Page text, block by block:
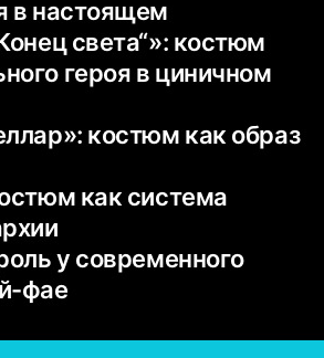
в настоящем
света“»: костюм
героя в циничном
костюм как образ
как система
у современного
фае